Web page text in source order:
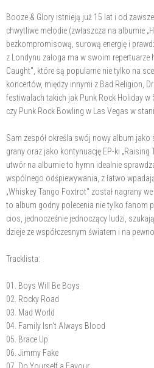
Booze & Glory istnieją już 15 lat i od
chwytliwe melodie (zwłaszcza na albumie
bezkompromisową, surową energię i
z Londynu załoga ma w swoim repertuarze
Caught", które są popularne nie tylko na
koncertów, między innymi z Bad Religion,
festiwalach takich jak Punk Rock Holiday w
czy Punk Rock Bowling w Las Vegas w
Sam zespół określa swój nowy album
grany oraz jako kontynuację EP-ki
utwór na albumie to hymn idealnie
wspólnego odśpiewywania, z łatwo
„Whiskey Tango Foxtrot" został nagrany
to album godny polecenia nie tylko fanom
cios, jednocześnie jednoczący ludzi,
dzieje ze współczesnym światem i na
Tracklista:
01. Boys Will Be Boys
02. Rocky Road
03. Mad World
04. Family Isn't Always Blood
05. Brace Up
06. Jimmy Fake